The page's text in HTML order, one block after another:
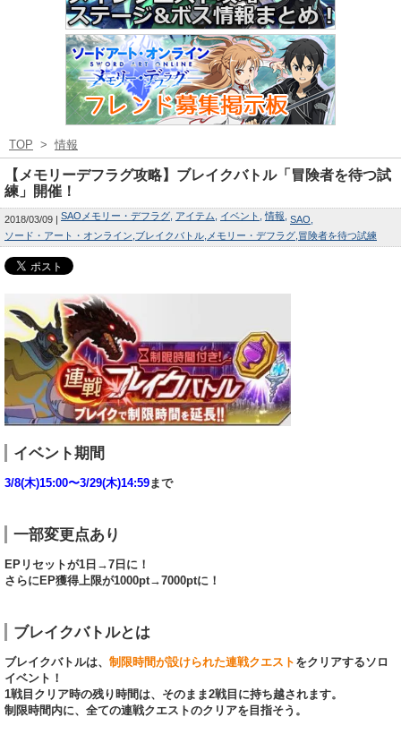
TOP > 情報
【メモリーデフラグ攻略】ブレイクバトル「冒険者を待つ試
練」開催！
2018/03/09 SAOメモリー・デフラグ アイテム イベント 情報 SAO
ソード・アート・オンライン ブレイクバトル メモリー・デフラグ 冒険者を待つ試練
イベント期間
3/8(木)15:00〜3/29(木)14:59 まで
一部変更点あり
EPリセットが1日→7日に！
さらにEP獲得上限が1000pt→7000ptに！
ブレイクバトルとは
ブレイクバトルは、 制限時間が設けられた連戦クエスト をクリアするソロ
イベント！
1戦目クリア時の残り時間は、そのまま2戦目に持ち越されます。
制限時間内に、全ての連戦クエストのクリアを目指そう。